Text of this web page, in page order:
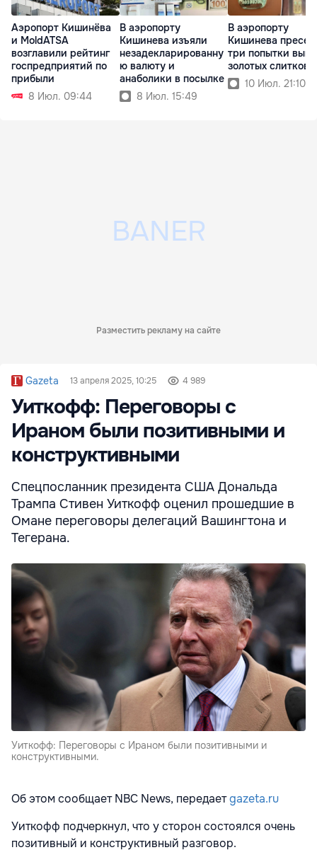
Аэропорт Кишинёва
и MoldATSA
возглавили рейтинг
госпредприятий по
прибыли
8 Июл. 09:44
В аэропорту
Кишинева изъяли
незадекларированну
ю валюту и
анаболики в посылке
8 Июл. 15:49
В аэропорту
Кишинева
три попытки
золотых слитков
10 Июл. 21:10
Разместить рекламу на сайте
Gazeta 13 апреля 2025, 10:25 4 989
Уиткофф: Переговоры с
Ираном были позитивными и
конструктивными
Спецпосланник президента США Дональда
Трампа Стивен Уиткофф оценил прошедшие в
Омане переговоры делегаций Вашингтона и
Тегерана.
Уиткофф: Переговоры с Ираном были позитивными и
конструктивными.
Об этом сообщает NBC News, передаетgazeta.ru
Уиткофф подчеркнул, что у сторон состоялся очень
позитивный и конструктивный разговор.